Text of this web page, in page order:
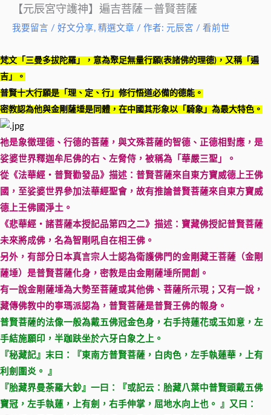
【元辰宮守護神】遍吉菩薩－普賢菩薩
我要留言 / 好文分享, 精選文章 / 作者: 元辰宮 / 看前世
梵文「三曼多拔陀羅」，意為聚足無量行願(表諸佛的理德)，又稱「遍
吉」。
普賢十大行願是「理、定、行」修行悟道必備的德能。
密教認為他與金剛薩埵是同體，在中國其形象以「騎象」為最大特色。
祂是象徵理德、行德的菩薩，與文殊菩薩的智德、正德相對應，是
娑婆世界釋迦牟尼佛的右、左脅侍，被稱為「華嚴三聖」。
從《法華經・普賢勸發品》描述：普賢菩薩來自東方寶威德上王佛
國，至娑婆世界參加法華經聖會，故有推論普賢菩薩來自東方寶威
德上王佛國淨土。
《悲華經・諸菩薩本授記品第四之二》描述：寶藏佛授記普賢菩薩
未來將成佛，名為智剛吼自在相王佛。
另外，有部分日本真言宗人士認為衛護佛門的金剛藏王菩薩（金剛
薩埵）是普賢菩薩化身，密教是由金剛薩埵所開創。
有一說金剛薩埵為大勢至菩薩或其他佛、菩薩所示現；又有一說，
藏傳佛教中的寧瑪派認為，普賢菩薩是普賢王佛的報身。
普賢菩薩的法像一般為戴五佛冠金色身，右手持蓮花或玉如意，左
手結施願印，半跏趺坐於六牙白象之上。
『秘藏記』末曰：『東南方普賢菩薩，白肉色，左手執蓮華，上有
利劍圍炎。 』
『胎藏界曼荼羅大鈔』一曰：『或記云：胎藏八葉中普賢頭戴五佛
寶冠，左手執蓮，上有劍，右手伸掌，屈地水向上也。 』又曰：